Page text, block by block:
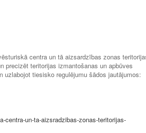
centra un tā aizsardzības zonas
precizēt teritorijas izmantošanas un apbūves
uzlabojot tiesisko regulējumu šādos
centra-un-ta-aizsradzibas-zonas-teritorijas-